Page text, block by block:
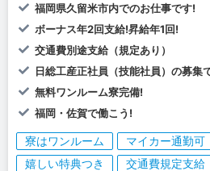
福岡県久留米市内でのお仕事です!
ボーナス年2回支給!昇給年1回!
交通費別途支給（規定あり）
日総工産正社員（技能社員）の募集
無料ワンルーム寮完備!
福岡・佐賀で働こう!
寮はワンルーム マイカー通勤可
嬉しい特典つき
交通費規定支給